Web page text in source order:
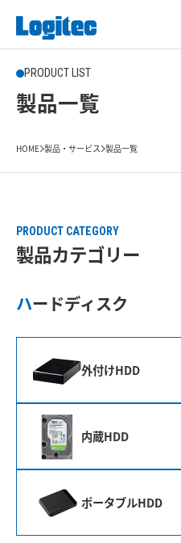
PRODUCT LIST
製品一覧
HOME 製品・サービス 製品一覧
PRODUCT CATEGORY
製品カテゴリー
ハードディスク
外付けHDD
内蔵HDD
ポータブルHDD